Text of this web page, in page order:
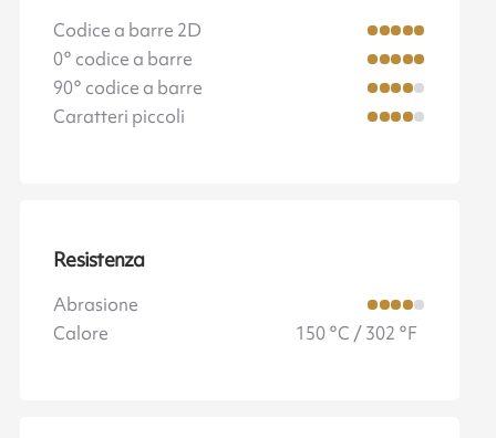
Codice a barre 2D
0° codice a barre
90° codice a barre
Caratteri piccoli
Resistenza
Abrasione
Calore
150 °C / 302 °F